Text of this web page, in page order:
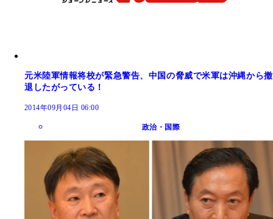
元米陸軍情報将校が緊急警告、中国の脅威で米軍は沖縄から撤
退したがっている！
2014年09月04日 06:00
政治・国際